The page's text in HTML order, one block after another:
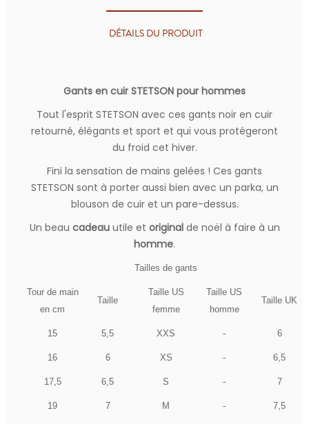
DÉTAILS DU PRODUIT
Gants en cuir STETSON pour hommes
Tout l'esprit STETSON avec ces gants noir en cuir
retourné, élégants et sport et qui vous protégeront
du froid cet hiver.
Fini la sensation de mains gelées ! Ces gants
STETSON sont à porter aussi bien avec un parka, un
blouson de cuir et un pare-dessus.
Un beau cadeauutile et originalde noël à faire à un
homme.
Tailles de gants
Tour de main
en cm
Taille
Taille US
femme
Taille US
homme
Taille UK
15 5,5 XXS - 6
16 6 XS - 6,5
17,5 6,5 S - 7
19 7 M - 7,5